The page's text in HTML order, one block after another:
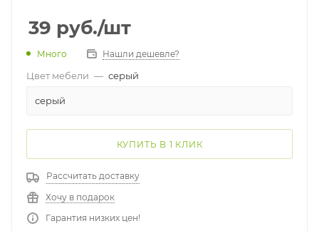
39 руб./шт
Много Нашли дешевле?
Цвет мебели — серый
серый
КУПИТЬ В 1 КЛИК
Рассчитать доставку
Хочу в подарок
Гарантия низких цен!